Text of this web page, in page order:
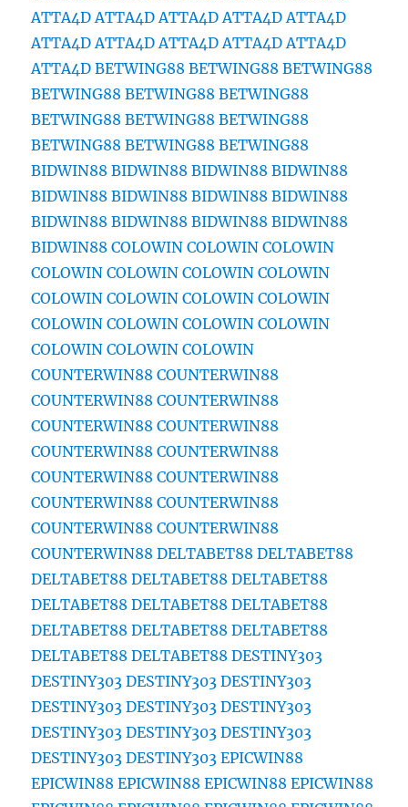
ATTA4D ATTA4D ATTA4D ATTA4D ATTA4D
ATTA4D ATTA4D ATTA4D ATTA4D ATTA4D
ATTA4D BETWING88 BETWING88 BETWING88
BETWING88 BETWING88 BETWING88
BETWING88 BETWING88 BETWING88
BETWING88 BETWING88 BETWING88
BIDWIN88 BIDWIN88 BIDWIN88 BIDWIN88
BIDWIN88 BIDWIN88 BIDWIN88 BIDWIN88
BIDWIN88 BIDWIN88 BIDWIN88 BIDWIN88
BIDWIN88 COLOWIN COLOWIN COLOWIN
COLOWIN COLOWIN COLOWIN COLOWIN
COLOWIN COLOWIN COLOWIN COLOWIN
COLOWIN COLOWIN COLOWIN COLOWIN
COLOWIN COLOWIN COLOWIN
COUNTERWIN88 COUNTERWIN88
COUNTERWIN88 COUNTERWIN88
COUNTERWIN88 COUNTERWIN88
COUNTERWIN88 COUNTERWIN88
COUNTERWIN88 COUNTERWIN88
COUNTERWIN88 COUNTERWIN88
COUNTERWIN88 COUNTERWIN88
COUNTERWIN88 DELTABET88 DELTABET88
DELTABET88 DELTABET88 DELTABET88
DELTABET88 DELTABET88 DELTABET88
DELTABET88 DELTABET88 DELTABET88
DELTABET88 DELTABET88 DESTINY303
DESTINY303 DESTINY303 DESTINY303
DESTINY303 DESTINY303 DESTINY303
DESTINY303 DESTINY303 DESTINY303
DESTINY303 DESTINY303 EPICWIN88
EPICWIN88 EPICWIN88 EPICWIN88 EPICWIN88